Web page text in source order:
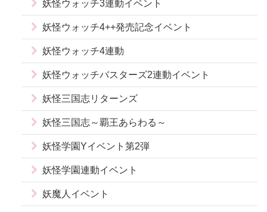
妖怪ウォッチ3連動イベント
妖怪ウォッチ4++発売記念イベント
妖怪ウォッチ4連動
妖怪ウォッチバスターズ2連動イベント
妖怪三国志リターンズ
妖怪三国志～覇王あらわる～
妖怪学園Yイベント第2弾
妖怪学園連動イベント
妖魔人イベント